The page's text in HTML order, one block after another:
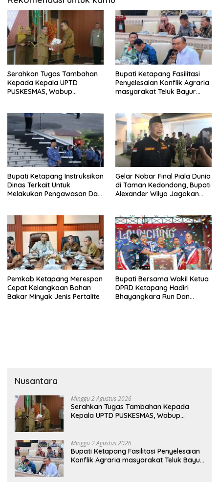
Serahkan Tugas Tambahan
Kepada Kepala UPTD
PUSKESMAS, Wabup
Baik
Bupati Ketapang Fasilitasi
Penyelesaian Konflik Agraria
masyarakat Teluk Bayur
Bupati Ketapang Instruksikan
Dinas Terkait Untuk
Melakukan Pengawasan Dan
Gelar Nobar Final Piala Dunia
di Taman Kedondong, Bupati
Alexander Wilyo Jagokan
Pemkab Ketapang Merespon
Cepat Kelangkaan Bahan
Bakar Minyak Jenis Pertalite
Bupati Bersama Wakil Ketua
DPRD Ketapang Hadiri
Bhayangkara Run Dan
Nusantara
Minggu 2 Agustus 2026
Serahkan Tugas Tambahan Kepada
Kepala UPTD PUSKESMAS, Wabup
Minggu 2 Agustus 2026
Bupati Ketapang Fasilitasi Penyelesaian
Konflik Agraria masyarakat Teluk Bayur